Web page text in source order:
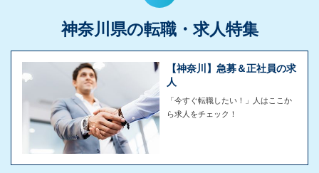
神奈川県の転職・求人特集
【神奈川】急募＆正社員の求
人
「今すぐ転職したい！」人はここか
ら求人をチェック！